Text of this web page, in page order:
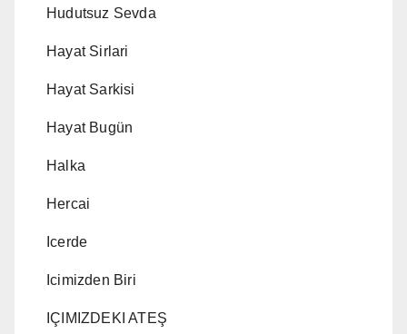
Hudutsuz Sevda
Hayat Sirlari
Hayat Sarkisi
Hayat Bugün
Halka
Hercai
Icerde
Icimizden Biri
IÇIMIZDEKI ATEŞ